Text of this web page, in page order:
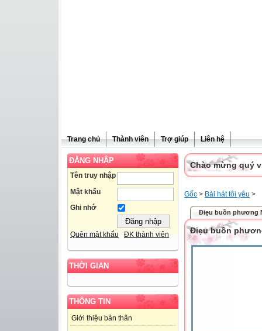
Trang chủ Thành viên Trợ giúp Liên hệ
ĐĂNG NHẬP
Tên truy nhập
Mật khẩu
Ghi nhớ
Quên mật khẩu ĐK thành viên
THỜI GIAN
THÔNG TIN
Giới thiệu bản thân
Chào mừng quý
Gốc > Bài hát tôi yêu >
Điẹu buồn phương
Điẹu buồn